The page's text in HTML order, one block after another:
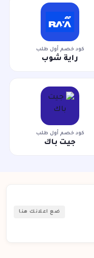
كود خصم أول طلب
راية شوب
كود خصم أول طلب
جيت باك
ضع اعلانك هنا